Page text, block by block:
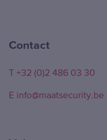
Contact
T +32 (0)2 486 03 30
E info@maatsecurity.be